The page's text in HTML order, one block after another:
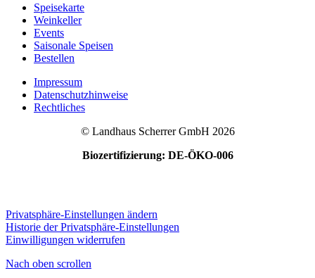
Speisekarte
Weinkeller
Events
Saisonale Speisen
Bestellen
Impressum
Datenschutzhinweise
Rechtliches
© Landhaus Scherrer GmbH 2026
Biozertifizierung: DE-ÖKO-006
Privatsphäre-Einstellungen ändern
Historie der Privatsphäre-Einstellungen
Einwilligungen widerrufen
Nach oben scrollen